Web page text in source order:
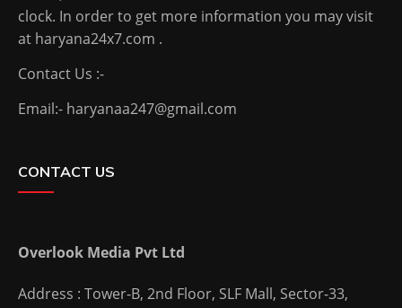
clock. In order to get more information you may visit
at haryana24x7.com .
Contact Us :-
Email:- haryanaa247@gmail.com
CONTACT US
Overlook Media Pvt Ltd
Address : Tower-B, 2nd Floor, SLF Mall, Sector-33,